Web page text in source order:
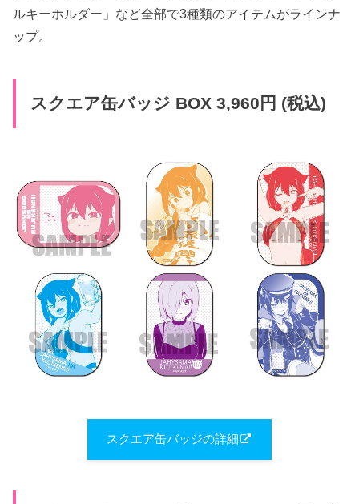
ルキーホルダー」など全部で3種類のアイテムがラインナ
ップ。
スクエア缶バッジ BOX 3,960円 (税込)
スクエア缶バッジの詳細